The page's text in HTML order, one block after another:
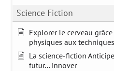
Science Fiction
Explorer le cerveau
physiques aux
La science-fiction
futur… innover